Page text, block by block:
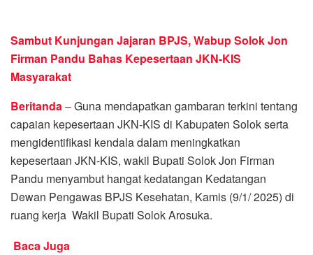
Sambut Kunjungan Jajaran BPJS, Wabup Solok Jon
Firman Pandu Bahas Kepesertaan JKN-KIS
Masyarakat
Beritanda–Guna mendapatkan gambaran terkini tentang
capaian kepesertaan JKN-KIS di Kabupaten Solok serta
mengidentifikasi kendala dalam meningkatkan
kepesertaan JKN-KIS, wakil Bupati Solok Jon Firman
Pandu menyambut hangat kedatangan Kedatangan
Dewan Pengawas BPJS Kesehatan, Kamis (9/1/ 2025) di
ruang kerja Wakil Bupati Solok Arosuka.
Baca Juga